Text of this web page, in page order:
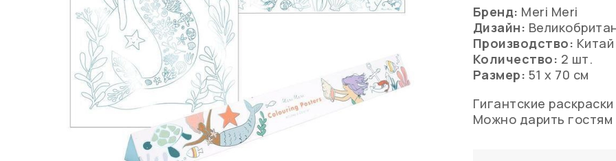
Бренд: Meri Meri
Дизайн:
Производство: Китай
Количество: 2 шт.
Размер: 51 х 70 см
Гигантские
Можно дарить гостям